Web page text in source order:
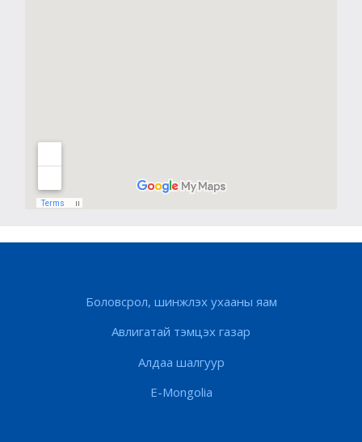
Боловсрол, шинжлэх ухааны яам
Авлигатай тэмцэх газар
Алдаа шалгуур
E-Mongolia